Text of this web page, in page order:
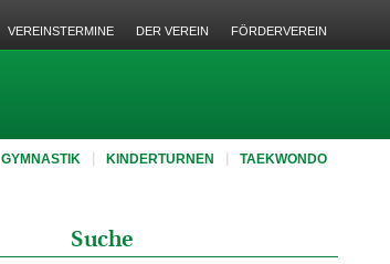
GYMNASTIK KINDERTURNEN TAEKWONDO
VEREINSTERMINE DER VEREIN FÖRDERVEREIN
Suche